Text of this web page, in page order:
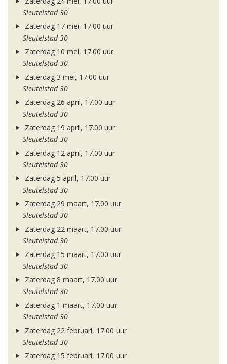
Sleutelstad 30
Zaterdag 17 mei, 17.00 uur
Sleutelstad 30
Zaterdag 10 mei, 17.00 uur
Sleutelstad 30
Zaterdag 3 mei, 17.00 uur
Sleutelstad 30
Zaterdag 26 april, 17.00 uur
Sleutelstad 30
Zaterdag 19 april, 17.00 uur
Sleutelstad 30
Zaterdag 12 april, 17.00 uur
Sleutelstad 30
Zaterdag 5 april, 17.00 uur
Sleutelstad 30
Zaterdag 29 maart, 17.00 uur
Sleutelstad 30
Zaterdag 22 maart, 17.00 uur
Sleutelstad 30
Zaterdag 15 maart, 17.00 uur
Sleutelstad 30
Zaterdag 8 maart, 17.00 uur
Sleutelstad 30
Zaterdag 1 maart, 17.00 uur
Sleutelstad 30
Zaterdag 22 februari, 17.00 uur
Sleutelstad 30
Zaterdag 15 februari, 17.00 uur